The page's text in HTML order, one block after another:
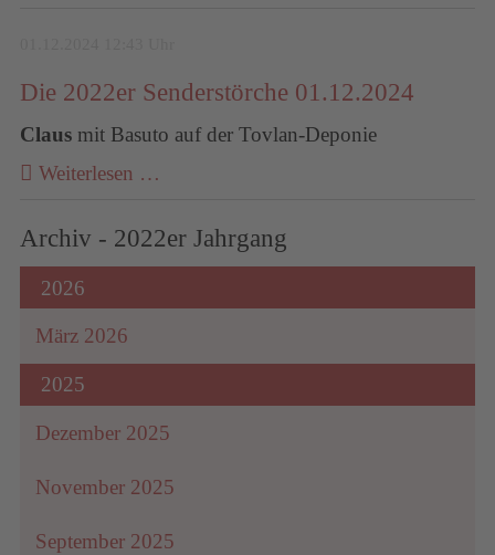
Die 2022er Senderstörche 01.12.2024
Claus mit Basuto auf der Tovlan-Deponie
Weiterlesen …
Archiv - 2022er Jahrgang
2026
März 2026
2025
Dezember 2025
November 2025
September 2025